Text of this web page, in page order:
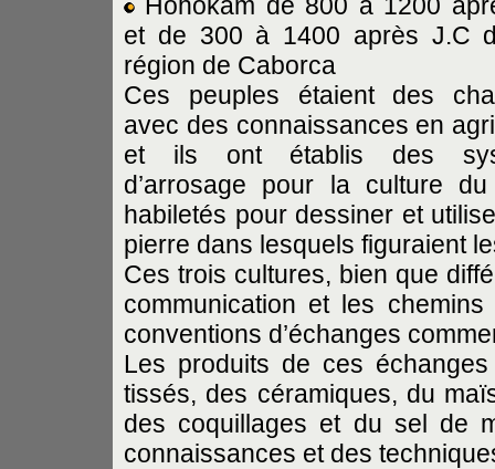
et de 300 à 1400 après J.C
région de Caborca
Ces peuples étaient des
avec des connaissances en
et ils ont établis des
d’arrosage pour la culture
habiletés pour dessiner et
pierre dans lesquels figuraient
Ces trois cultures, bien que
communication et les
conventions d’échanges
Les produits de ces
tissés, des céramiques, du
des coquillages et du sel de
connaissances et des